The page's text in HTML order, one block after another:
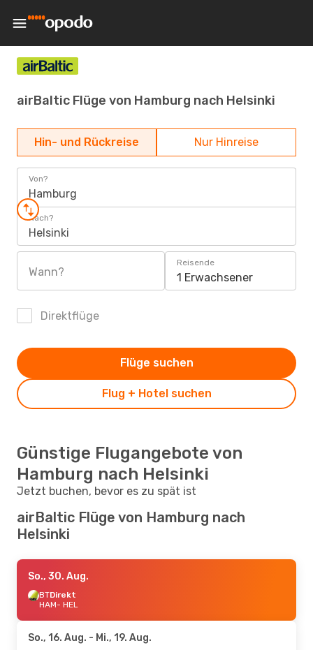
airBaltic Flüge von Hamburg nach Helsinki
Hin- und Rückreise Nur Hinreise
Von?
Hamburg
Nach?
Helsinki
Wann?
Reisende
1 Erwachsener
Direktflüge
Flug + Hotel suchen
Flüge suchen
Günstige Flugangebote von
Hamburg nach Helsinki
Jetzt buchen, bevor es zu spät ist
airBaltic Flüge von Hamburg nach
Helsinki
So., 30. Aug.
BTDirekt
HAM- HEL
So., 16. Aug. - Mi., 19. Aug.